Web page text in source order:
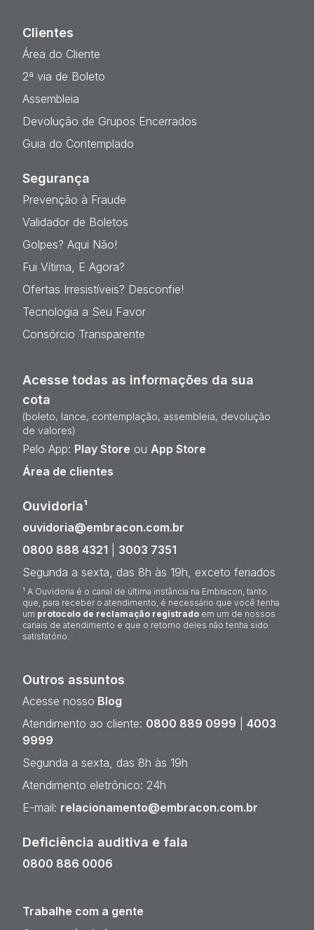
Clientes
Área do Cliente
2ª via de Boleto
Assembleia
Devolução de Grupos Encerrados
Guia do Contemplado
Segurança
Prevenção à Fraude
Validador de Boletos
Golpes? Aqui Não!
Fui Vítima, E Agora?
Ofertas Irresistíveis? Desconfie!
Tecnologia a Seu Favor
Consórcio Transparente
Acesse todas as informações da sua
cota
(boleto, lance, contemplação, assembleia, devolução
de valores)
Pelo App: Play Store ou App Store
Área de clientes
Ouvidoria¹
ouvidoria@embracon.com.br
0800 888 4321
3003 7351
Segunda a sexta, das 8h às 19h, exceto feriados
¹ A Ouvidoria é o canal de última instância na Embracon, tanto
que, para receber o atendimento, é necessário que você tenha
um protocolo de reclamação registrado em um de nossos
canais de atendimento e que o retorno deles não tenha sido
satisfatório.
Outros assuntos
Acesse nosso Blog
Atendimento ao cliente: 0800 889 0999
4003
9999
Segunda a sexta, das 8h às 19h
Atendimento eletrônico: 24h
E-mail: relacionamento@embracon.com.br
Deficiência auditiva e fala
0800 886 0006
Trabalhe com a gente